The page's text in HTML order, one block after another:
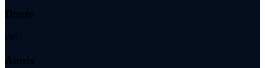
Durée
2h 11
Année